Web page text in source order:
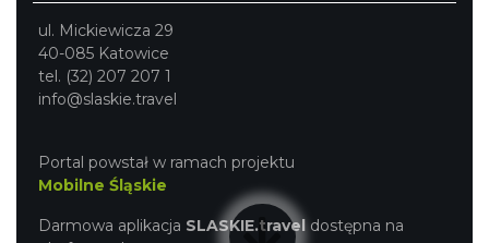
ul. Mickiewicza 29
40-085 Katowice
tel. (32) 207 207 1
info@slaskie.travel
Portal powstał w ramach projektu
Mobilne Śląskie
Darmowa aplikacja SLASKIE.travel dostępna na